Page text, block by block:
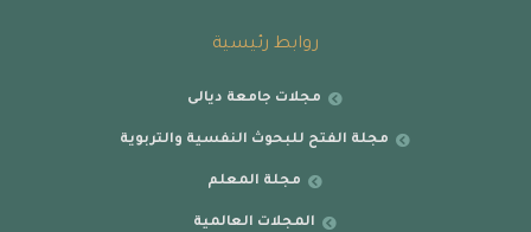
روابط رئيسية
مجلات جامعة ديالى
مجلة الفتح للبحوث النفسية والتربوية
مجلة المعلم
المجلات العالمية